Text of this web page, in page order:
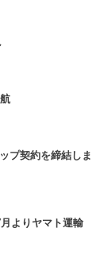
プ契約を締結しま
よりヤマト運輸